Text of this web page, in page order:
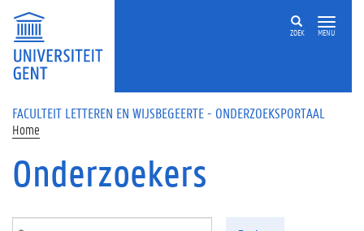
Overslaan en naar de inhoud gaan
ZOEK MENU
FACULTEIT LETTEREN EN WIJSBEGEERTE - ONDERZOEKSPORTAAL
Home
Onderzoekers